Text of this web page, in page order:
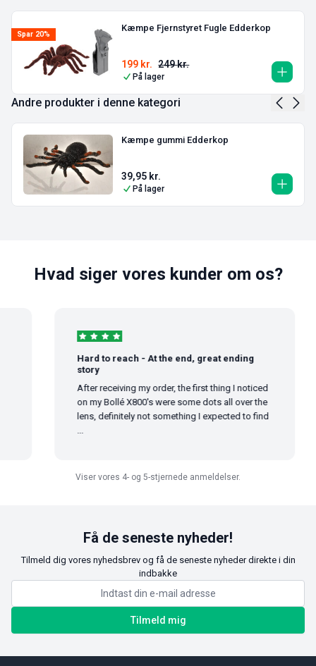
Spar 20%
Kæmpe Fjernstyret Fugle Edderkop
249kr.
199 kr.
På lager
Andre produkter i denne kategori
Kæmpe gummi Edderkop
39,95 kr.
På lager
Hvad siger vores kunder om os?
Hard to reach - At the end, great ending
story
After receiving my order, the first thing I noticed
on my Bollé X800's were some dots all over the
lens, definitely not something I expected to find
Viser vores 4- og 5-stjernede anmeldelser.
Få de seneste nyheder!
Tilmeld dig vores nyhedsbrev og få de seneste nyheder direkte i din
indbakke
Tilmeld mig